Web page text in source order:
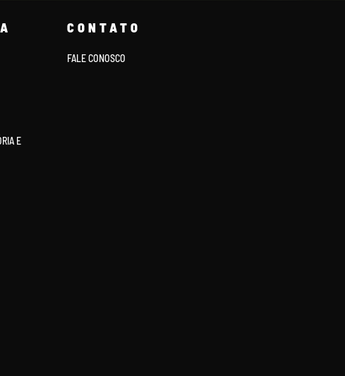
E
CONTATO
FALE CONOSCO